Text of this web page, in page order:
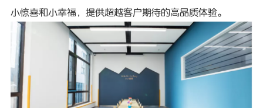
小惊喜和小幸福，提供超越客户期待的高品质体验。